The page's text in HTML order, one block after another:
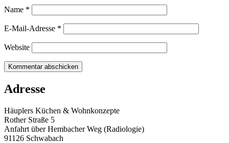
Name *
E-Mail-Adresse *
Website
Adresse
Häuplers Küchen & Wohnkonzepte
Rother Straße 5
Anfahrt über Hembacher Weg (Radiologie)
91126 Schwabach